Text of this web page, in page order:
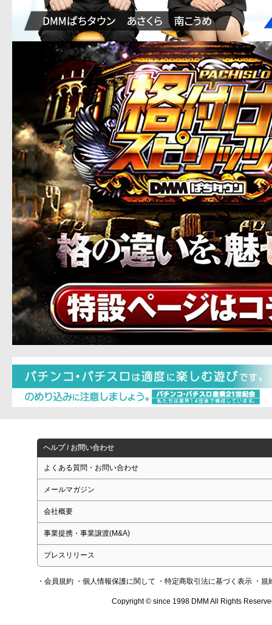
ヘルプ / お問い合わせ
よくある質問・お問い合わせ
メールマガジン
会社概要
事業提携・事業譲渡(M&A)
プレスリリース
・会員規約 ・個人情報保護に関して ・特定商取引法に基づく表示 ・規
Copyright © since 1998 DMM All Rights